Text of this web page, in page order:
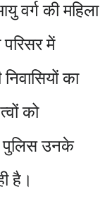
वर्ग की महिला
में
का
को
पुलिस उनके
है।